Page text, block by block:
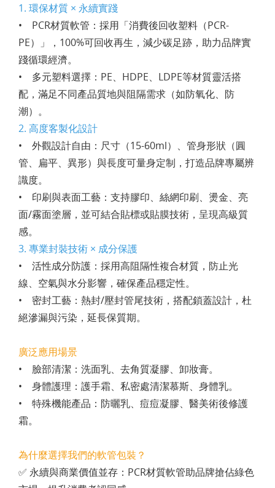
1. 環保材質 × 永續實踐
• PCR材質軟管：採用「消費後回收塑料（PCR-
PE）」，100%可回收再生，減少碳足跡，助力品牌實
踐循環經濟。
• 多元塑料選擇：PE、HDPE、LDPE等材質靈活搭
配，滿足不同產品質地與阻隔需求（如防氧化、防
潮）。
2. 高度客製化設計
• 外觀設計自由：尺寸（15-60ml）、管身形狀（圓
管、扁平、異形）與長度可量身定制，打造品牌專屬辨
識度。
• 印刷與表面工藝：支持膠印、絲網印刷、燙金、亮
面/霧面塗層，並可結合貼標或貼膜技術，呈現高級質
感。
3. 專業封裝技術 × 成分保護
• 活性成分防護：採用高阻隔性複合材質，防止光
線、空氣與水分影響，確保產品穩定性。
• 密封工藝：熱封/壓封管尾技術，搭配鎖蓋設計，杜
絕滲漏與污染，延長保質期。
廣泛應用場景
• 臉部清潔：洗面乳、去角質凝膠、卸妝膏。
• 身體護理：護手霜、私密處清潔慕斯、身體乳。
• 特殊機能產品：防曬乳、痘痘凝膠、醫美術後修護
霜。
為什麼選擇我們的軟管包裝？
✅ 永續與商業價值並存：PCR材質軟管助品牌搶佔綠色